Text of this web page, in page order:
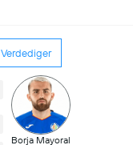
Verdediger
Borja Mayoral